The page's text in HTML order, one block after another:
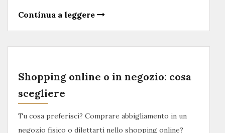
Continua a leggere
Shopping online o in negozio: cosa
scegliere
Tu cosa preferisci? Comprare abbigliamento in un
negozio fisico o dilettarti nello shopping online?